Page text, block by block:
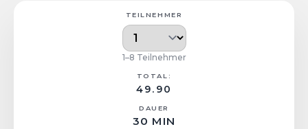
TEILNEHMER
1–8 Teilnehmer
TOTAL:
49.90
DAUER
30 MIN